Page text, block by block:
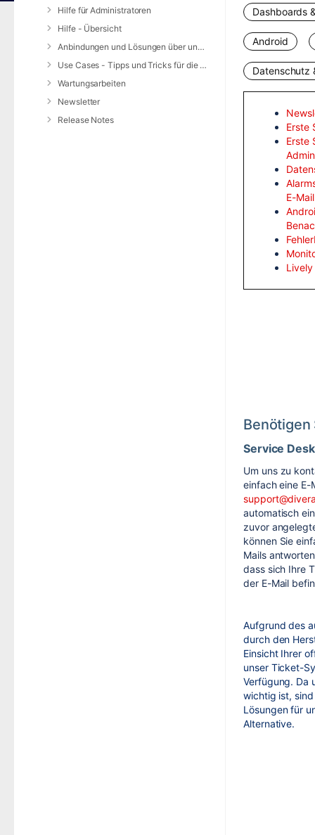
Hilfe für Administratoren
Hilfe - Übersicht
Anbindungen und Lösungen über unsere Web-Schnittstelle (REST-API)
Use Cases - Tipps und Tricks für die Anwendung von DIVERA 24/7
Wartungsarbeiten
Newsletter
Release Notes
Dashboards
Android
Datenschutz
Erste
Erste
E-
Lively
Service Desk
Um uns zu
einfach eine E-
automatisch
zuvor
können Sie
Mails
dass sich Ihre
der E-Mail
Aufgrund des
durch den
Einsicht Ihrer
unser Ticket-
Verfügung. Da
wichtig ist,
Lösungen für
Alternative.